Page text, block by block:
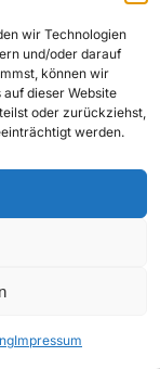
wir Technologien
und/oder darauf
können wir
dieser Website
oder zurückziehst,
werden.
Impressum
by